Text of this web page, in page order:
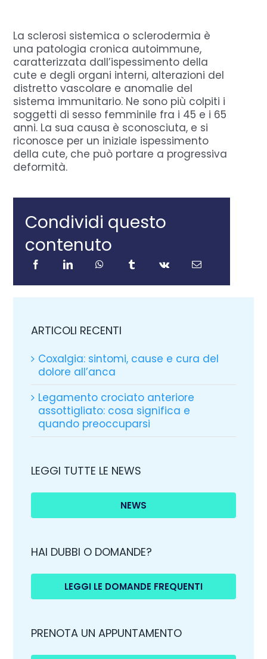
Domande Frequenti
Chi sono
Press
Prenota
La sclerosi sistemica o sclerodermia è
una patologia cronica autoimmune,
caratterizzata dall’ispessimento della
cute e degli organi interni, alterazioni del
distretto vascolare e anomalie del
sistema immunitario. Ne sono più colpiti i
soggetti di sesso femminile fra i 45 e i 65
anni. La sua causa è sconosciuta, e si
riconosce per un iniziale ispessimento
della cute, che può portare a progressiva
deformità.
Condividi questo
contenuto
ARTICOLI RECENTI
Coxalgia: sintomi, cause e cura del
dolore all’anca
Legamento crociato anteriore
assottigliato: cosa significa e
quando preoccuparsi
LEGGI TUTTE LE NEWS
NEWS
HAI DUBBI O DOMANDE?
LEGGI LE DOMANDE FREQUENTI
PRENOTA UN APPUNTAMENTO